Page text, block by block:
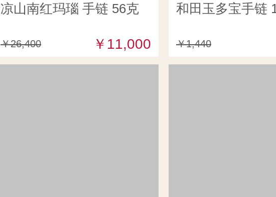
凉山南红玛瑙 手链 56克
￥26,400 ￥11,000
和田玉多宝手链
￥1,440